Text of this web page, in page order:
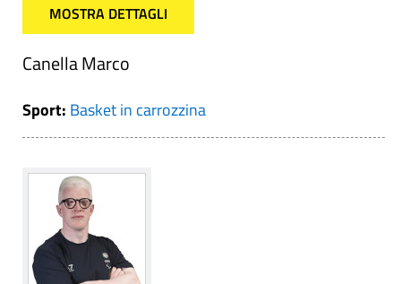
MOSTRA DETTAGLI
Canella Marco
Sport: Basket in carrozzina